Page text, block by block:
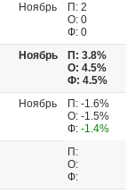
Ноябрь
П: 2
О: 0
Ф: 0
Ноябрь
П: 3.8%
О: 4.5%
Ф: 4.5%
Ноябрь
П: -1.6%
О: -1.5%
Ф: -1.4%
П:
О:
Ф: